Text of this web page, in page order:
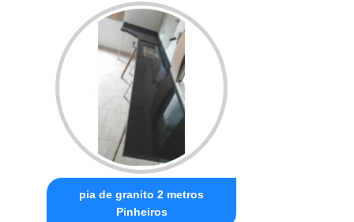
pia de granito 2 metros
Pinheiros